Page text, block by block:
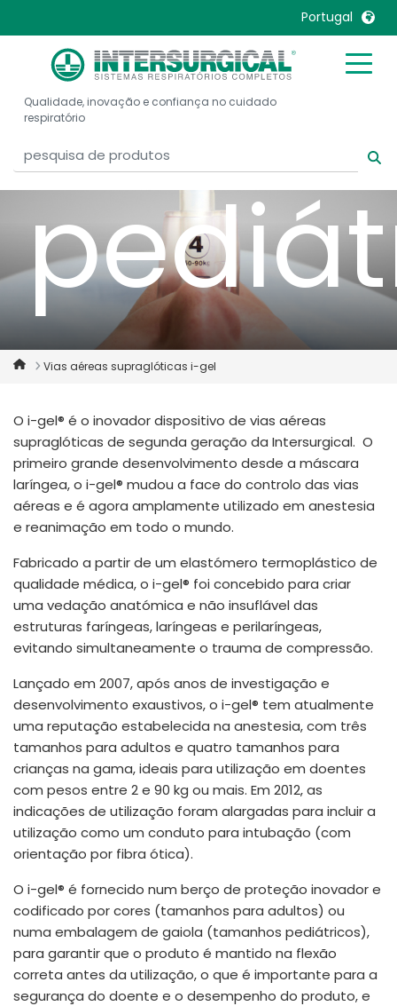
Portugal
United Kingdom
United States
België, Nederlands
Belgique, Français
Canada, English
Canada, Français
China
Colombia
Denmark
Deutschland
France
Malaysia
Mexico
Nederlands
Norway
Russia
International English
Qualidade, inovação e confiança no cuidado
respiratório
Vias aéreas supraglóticas i-gel
O i-gel® é o inovador dispositivo de vias aéreas
supraglóticas de segunda geração da Intersurgical. O
primeiro grande desenvolvimento desde a máscara
laríngea, o i-gel® mudou a face do controlo das vias
aéreas e é agora amplamente utilizado em anestesia
e reanimação em todo o mundo.
Fabricado a partir de um elastómero termoplástico de
qualidade médica, o i-gel® foi concebido para criar
uma vedação anatómica e não insuflável das
estruturas faríngeas, laríngeas e perilaríngeas,
evitando simultaneamente o trauma de compressão.
Lançado em 2007, após anos de investigação e
desenvolvimento exaustivos, o i-gel® tem atualmente
uma reputação estabelecida na anestesia, com três
tamanhos para adultos e quatro tamanhos para
crianças na gama, ideais para utilização em doentes
com pesos entre 2 e 90 kg ou mais. Em 2012, as
indicações de utilização foram alargadas para incluir a
utilização como um conduto para intubação (com
orientação por fibra ótica).
O i-gel® é fornecido num berço de proteção inovador e
codificado por cores (tamanhos para adultos) ou
numa embalagem de gaiola (tamanhos pediátricos),
para garantir que o produto é mantido na flexão
correta antes da utilização, o que é importante para a
segurança do doente e o desempenho do produto, e